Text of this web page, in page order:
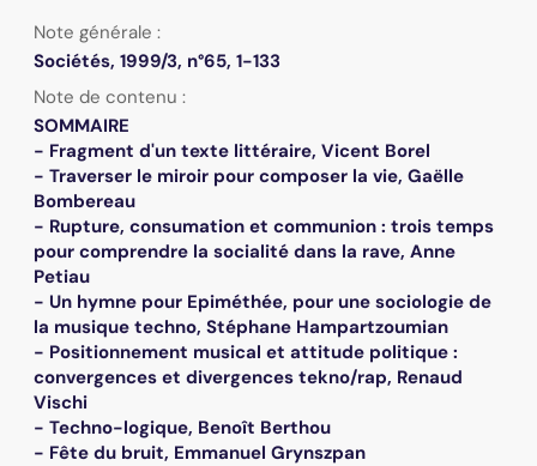
Note générale :
Sociétés, 1999/3, n°65, 1-133
Note de contenu :
SOMMAIRE
- Fragment d'un texte littéraire, Vicent Borel
- Traverser le miroir pour composer la vie, Gaëlle
Bombereau
- Rupture, consumation et communion : trois temps
pour comprendre la socialité dans la rave, Anne
Petiau
- Un hymne pour Epiméthée, pour une sociologie de
la musique techno, Stéphane Hampartzoumian
- Positionnement musical et attitude politique :
convergences et divergences tekno/rap, Renaud
Vischi
- Techno-logique, Benoît Berthou
- Fête du bruit, Emmanuel Grynszpan